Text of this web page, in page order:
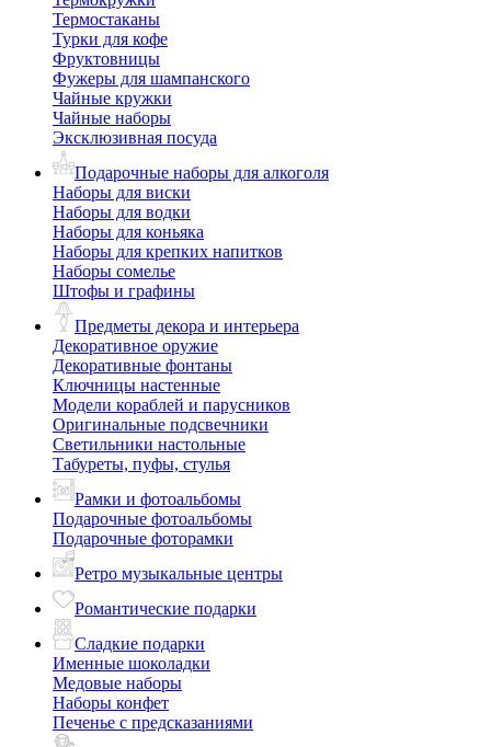
Термостаканы
Турки для кофе
Фруктовницы
Фужеры для шампанского
Чайные кружки
Чайные наборы
Эксклюзивная посуда
Подарочные наборы для алкоголя
Наборы для виски
Наборы для водки
Наборы для коньяка
Наборы для крепких напитков
Наборы сомелье
Штофы и графины
Предметы декора и интерьера
Декоративное оружие
Декоративные фонтаны
Ключницы настенные
Модели кораблей и парусников
Оригинальные подсвечники
Светильники настольные
Табуреты, пуфы, стулья
Рамки и фотоальбомы
Подарочные фотоальбомы
Подарочные фоторамки
Ретро музыкальные центры
Романтические подарки
Сладкие подарки
Именные шоколадки
Медовые наборы
Наборы конфет
Печенье с предсказаниями